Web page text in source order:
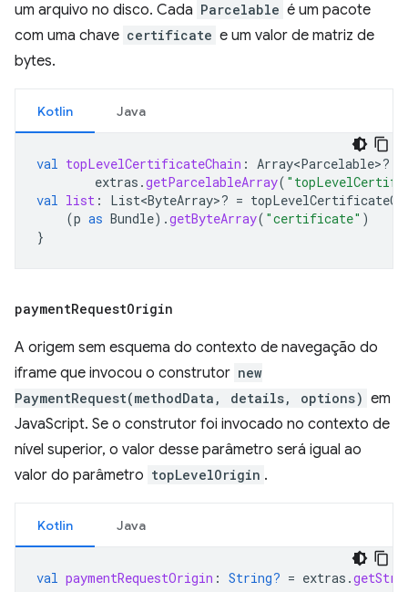
um arquivo no disco. Cada Parcelable é um pacote
com uma chave certificate e um valor de matriz de
bytes.
Kotlin Java
val topLevelCertificateChain : Array<Parcelable>?
extras .getParcelableArray(
val list : List<ByteArray>? =
(p as Bundle).getByteArray( "certificate" )
}
paymentRequestOrigin
A origem sem esquema do contexto de navegação do
iframe que invocou o construtor new
PaymentRequest(methodData, details, options) em
JavaScript. Se o construtor foi invocado no contexto de
nível superior, o valor desse parâmetro será igual ao
valor do parâmetro topLevelOrigin .
Kotlin Java
val paymentRequestOrigin : String? = extras .